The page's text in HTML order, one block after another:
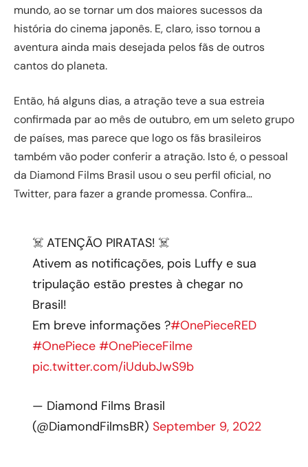
mundo, ao se tornar um dos maiores sucessos da
história do cinema japonês. E, claro, isso tornou a
aventura ainda mais desejada pelos fãs de outros
cantos do planeta.
Então, há alguns dias, a atração teve a sua estreia
confirmada par ao mês de outubro, em um seleto grupo
de países, mas parece que logo os fãs brasileiros
também vão poder conferir a atração. Isto é, o pessoal
da Diamond Films Brasil usou o seu perfil oficial, no
Twitter, para fazer a grande promessa. Confira…
☠️ ATENÇÃO PIRATAS! ☠️
Ativem as notificações, pois Luffy e sua
tripulação estão prestes à chegar no
Brasil!
Em breve informações ?#OnePieceRED
#OnePiece #OnePieceFilme
pic.twitter.com/iUdubJwS9b
— Diamond Films Brasil
(@DiamondFilmsBR) September 9, 2022